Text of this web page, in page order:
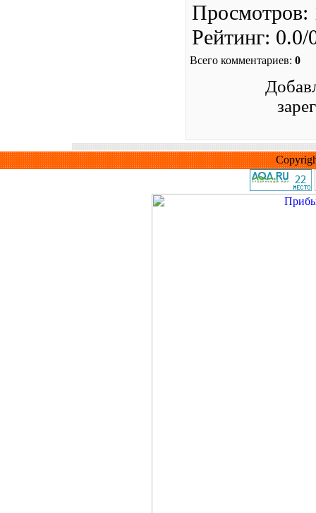
Просмотров:
Рейтинг: 0.0/
Всего комментариев: 0